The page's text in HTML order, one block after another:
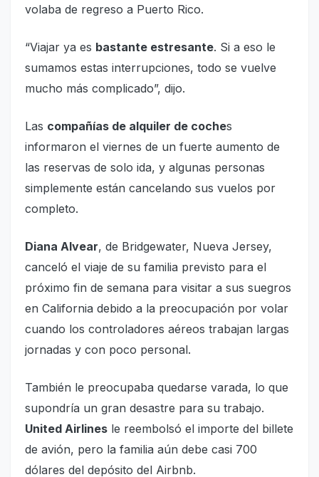
volaba de regreso a Puerto Rico.
“Viajar ya es bastante estresante. Si a eso le
sumamos estas interrupciones, todo se vuelve
mucho más complicado”, dijo.
Las compañías de alquiler de coches
informaron el viernes de un fuerte aumento de
las reservas de solo ida, y algunas personas
simplemente están cancelando sus vuelos por
completo.
Diana Alvear, de Bridgewater, Nueva Jersey,
canceló el viaje de su familia previsto para el
próximo fin de semana para visitar a sus suegros
en California debido a la preocupación por volar
cuando los controladores aéreos trabajan largas
jornadas y con poco personal.
También le preocupaba quedarse varada, lo que
supondría un gran desastre para su trabajo.
United Airlines le reembolsó el importe del billete
de avión, pero la familia aún debe casi 700
dólares del depósito del Airbnb.